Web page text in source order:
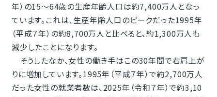
年）の15～64歳の生産年齢人口は約7,400万人となっ
ています。これは、生産年齢人口のピークだった1995年
（平成７年）の約8,700万人と比べると、約1,300万人も
減少したことになります。
そうしたなか、女性の働き手はこの30年間で右肩上が
りに増加しています。1995年（平成７年）で約2,700万人
だった女性の就業者数は、2025年（令和７年）で約3,10